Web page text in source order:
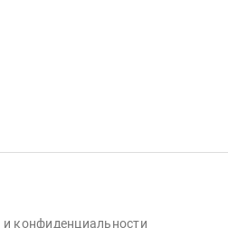
и конфиденциальности